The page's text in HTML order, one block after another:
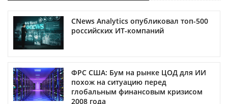
CNews Analytics опубликовал топ-500
российских ИТ-компаний
ФРС США: Бум на рынке ЦОД для ИИ
похож на ситуацию перед
глобальным финансовым кризисом
2008 года